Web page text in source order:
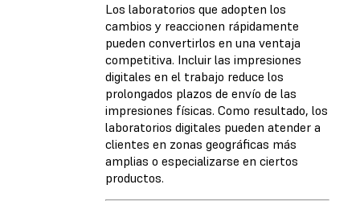
Los laboratorios que adopten los
cambios y reaccionen rápidamente
pueden convertirlos en una ventaja
competitiva. Incluir las impresiones
digitales en el trabajo reduce los
prolongados plazos de envío de las
impresiones físicas. Como resultado, los
laboratorios digitales pueden atender a
clientes en zonas geográficas más
amplias o especializarse en ciertos
productos.